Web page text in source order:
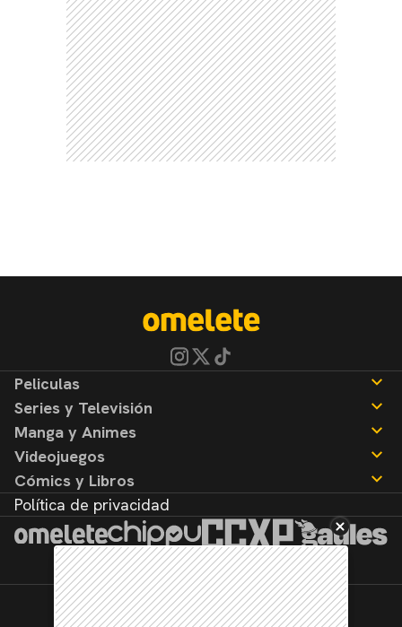
Peliculas
Noticias
Reseñas
Series y Televisión
Noticias
Reseñas
Manga y Animes
Noticias
Reseñas
Videojuegos
Noticias
Reseñas
Cómics y Libros
Noticias
Reseñas
Política de privacidad
©2026. Todos los derechos reservados.